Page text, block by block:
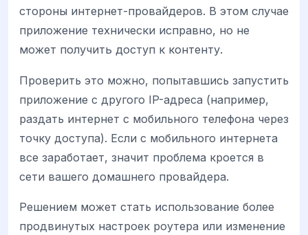
стороны интернет-провайдеров. В этом случае
приложение технически исправно, но не
может получить доступ к контенту.
Проверить это можно, попытавшись запустить
приложение с другого IP-адреса (например,
раздать интернет с мобильного телефона через
точку доступа). Если с мобильного интернета
все заработает, значит проблема кроется в
сети вашего домашнего провайдера.
Решением может стать использование более
продвинутых настроек роутера или изменение